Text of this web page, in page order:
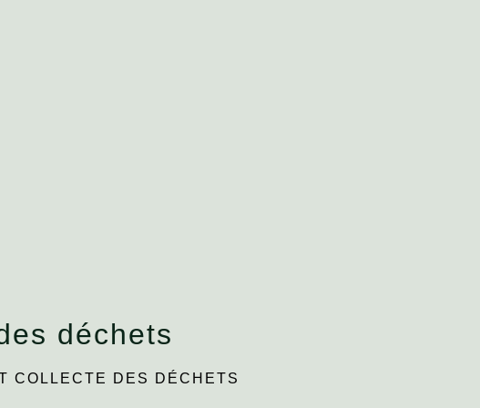
déchets
COLLECTE DES DÉCHETS